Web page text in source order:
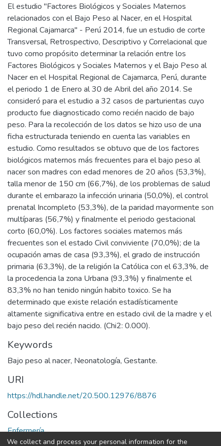
El estudio "Factores Biológicos y Sociales Maternos
relacionados con el Bajo Peso al Nacer, en el Hospital
Regional Cajamarca" - Perú 2014, fue un estudio de corte
Transversal, Retrospectivo, Descriptivo y Correlacional que
tuvo como propósito determinar la relación entre los
Factores Biológicos y Sociales Maternos y el Bajo Peso al
Nacer en el Hospital Regional de Cajamarca, Perú, durante
el periodo 1 de Enero al 30 de Abril del año 2014. Se
consideró para el estudio a 32 casos de parturientas cuyo
producto fue diagnosticado como recién nacido de bajo
peso. Para la recolección de los datos se hizo uso de una
ficha estructurada teniendo en cuenta las variables en
estudio. Como resultados se obtuvo que de los factores
biológicos maternos más frecuentes para el bajo peso al
nacer son madres con edad menores de 20 años (53,3%),
talla menor de 150 cm (66,7%), de los problemas de salud
durante el embarazo la infección urinaria (50,0%), el control
prenatal Incompleto (53,3%), de la paridad mayormente son
multíparas (56,7%) y finalmente el periodo gestacional
corto (60,0%). Los factores sociales maternos más
frecuentes son el estado Civil conviviente (70,0%); de la
ocupación amas de casa (93,3%), el grado de instrucción
primaria (63,3%), de la religión la Católica con el 63,3%, de
la procedencia la zona Urbana (93,3%) y finalmente el
83,3% no han tenido ningún habito toxico. Se ha
determinado que existe relación estadísticamente
altamente significativa entre en estado civil de la madre y el
bajo peso del recién nacido. (Chi2: 0.000).
Keywords
Bajo peso al nacer, Neonatología, Gestante.
URI
https://hdl.handle.net/20.500.12976/8876
Collections
Enfermería
We collect and process your personal information for the